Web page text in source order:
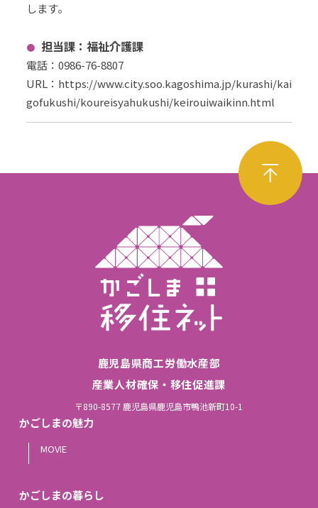
します。
担当課：福祉介護課
電話：0986-76-8807
URL： https://www.city.soo.kagoshima.jp/kurashi/kai
gofukushi/koureisyahukushi/keirouiwaikinn.html
鹿児島県商工労働水産部
産業人材確保・移住促進課
〒890-8577 鹿児島県鹿児島市鴨池新町10-1
かごしまの魅力
MOVIE
かごしまの暮らし